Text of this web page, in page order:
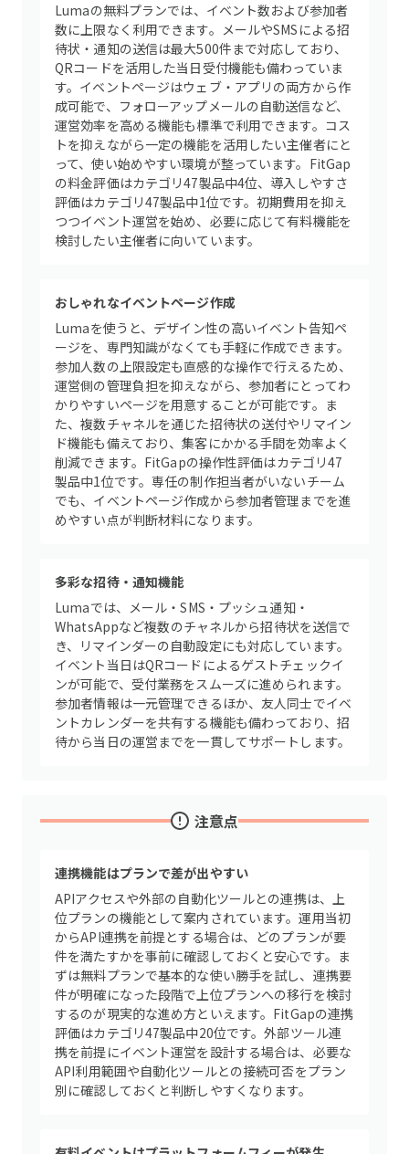
Lumaの無料プランでは、イベント数および参加者
数に上限なく利用できます。メールやSMSによる招
待状・通知の送信は最大500件まで対応しており、
QRコードを活用した当日受付機能も備わっていま
す。イベントページはウェブ・アプリの両方から作
成可能で、フォローアップメールの自動送信など、
運営効率を高める機能も標準で利用できます。コス
トを抑えながら一定の機能を活用したい主催者にと
って、使い始めやすい環境が整っています。FitGap
の料金評価はカテゴリ47製品中4位、導入しやすさ
評価はカテゴリ47製品中1位です。初期費用を抑え
つつイベント運営を始め、必要に応じて有料機能を
検討したい主催者に向いています。
おしゃれなイベントページ作成
Lumaを使うと、デザイン性の高いイベント告知ペ
ージを、専門知識がなくても手軽に作成できます。
参加人数の上限設定も直感的な操作で行えるため、
運営側の管理負担を抑えながら、参加者にとってわ
かりやすいページを用意することが可能です。ま
た、複数チャネルを通じた招待状の送付やリマイン
ド機能も備えており、集客にかかる手間を効率よく
削減できます。FitGapの操作性評価はカテゴリ47
製品中1位です。専任の制作担当者がいないチーム
でも、イベントページ作成から参加者管理までを進
めやすい点が判断材料になります。
多彩な招待・通知機能
Lumaでは、メール・SMS・プッシュ通知・
WhatsAppなど複数のチャネルから招待状を送信で
き、リマインダーの自動設定にも対応しています。
イベント当日はQRコードによるゲストチェックイ
ンが可能で、受付業務をスムーズに進められます。
参加者情報は一元管理できるほか、友人同士でイベ
ントカレンダーを共有する機能も備わっており、招
待から当日の運営までを一貫してサポートします。
注意点
連携機能はプランで差が出やすい
APIアクセスや外部の自動化ツールとの連携は、上
位プランの機能として案内されています。運用当初
からAPI連携を前提とする場合は、どのプランが要
件を満たすかを事前に確認しておくと安心です。ま
ずは無料プランで基本的な使い勝手を試し、連携要
件が明確になった段階で上位プランへの移行を検討
するのが現実的な進め方といえます。FitGapの連携
評価はカテゴリ47製品中20位です。外部ツール連
携を前提にイベント運営を設計する場合は、必要な
API利用範囲や自動化ツールとの接続可否をプラン
別に確認しておくと判断しやすくなります。